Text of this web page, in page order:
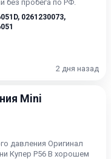
без пробега по РФ.
, 0261230073,
2 дня назад
Mini
давления Оригинал
Купер Р56 В хорошем